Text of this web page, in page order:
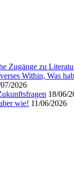
Zugänge zu
Within, Was
2026
18/06/
wie! 11/06/2026